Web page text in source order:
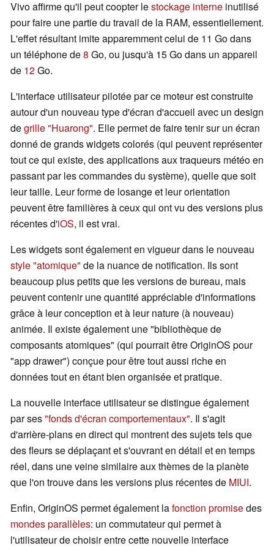
Vivo affirme qu'il peut coopter lestockage interne inutilisé
pour faire une partie du travail de la RAM, essentiellement.
L'effet résultant imite apparemment celui de 11 Go dans
un téléphone de8 Go, ou jusqu'à 15 Go dans un appareil
de 12Go.
L'interface utilisateur pilotée par ce moteur est construite
autour d'un nouveau type d'écran d'accueil avec un design
degrille "Huarong". Elle permet de faire tenir sur un écran
donné de grands widgets colorés (qui peuvent représenter
tout ce qui existe, des applications aux traqueurs météo en
passant par les commandes du système), quelle que soit
leur taille. Leur forme de losange et leur orientation
peuvent être familières à ceux qui ont vu des versions plus
récentes d'iOS, il est vrai.
Les widgets sont également en vigueur dans le nouveau
style "atomique" de la nuance de notification. Ils sont
beaucoup plus petits que les versions de bureau, mais
peuvent contenir une quantité appréciable d'informations
grâce à leur conception et à leur nature (à nouveau)
animée. Il existe également une "bibliothèque de
composants atomiques" (qui pourrait être OriginOS pour
"app drawer") conçue pour être tout aussi riche en
données tout en étant bien organisée et pratique.
La nouvelle interface utilisateur se distingue également
par ses"fonds d'écran comportementaux". Il s'agit
d'arrière-plans en direct qui montrent des sujets tels que
des fleurs se déplaçant et s'ouvrant en détail et en temps
réel, dans une veine similaire aux thèmes de la planète
que l'on trouve dans les versions plus récentes de MIUI.
Enfin, OriginOS permet également lafonction promisedes
mondes parallèles: un commutateur qui permet à
l'utilisateur de choisir entre cette nouvelle interface